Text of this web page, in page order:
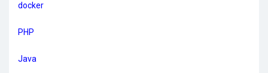
docker
PHP
Java